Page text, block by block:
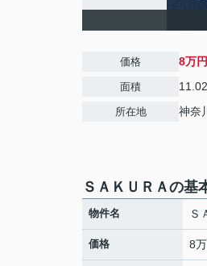
価格 8万
面積
所在地 神奈
ＳＡＫＵＲＡの基
物件名 Ｓ
価格 8